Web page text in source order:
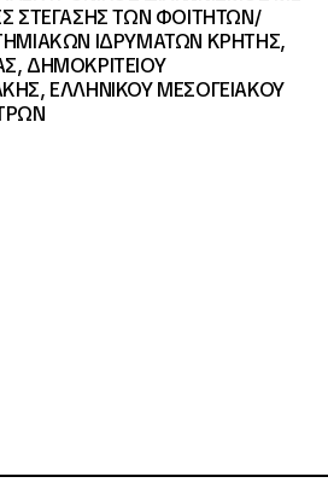
ΣΤΕΓΑΣΗΣ ΤΩΝ ΦΟΙΤΗΤΩΝ/
ΙΔΡΥΜΑΤΩΝ KΡΗΤΗΣ,
ΔΗΜΟΚΡΙΤΕΙΟΥ
ΕΛΛΗΝΙΚΟΥ ΜΕΣΟΓΕΙΑΚΟΥ